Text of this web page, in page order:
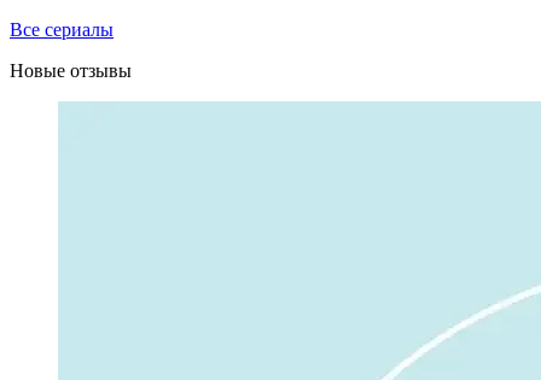
Все сериалы
Новые отзывы